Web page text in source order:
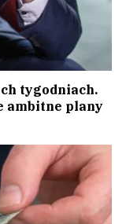
tygodniach.
ambitne plany